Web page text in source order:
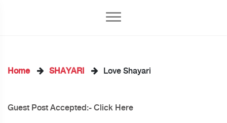
Home SHAYARI Love Shayari
Guest Post Accepted:- Click Here